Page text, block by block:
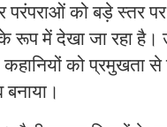
परंपराओं को बड़े स्तर
रूप में देखा जा रहा है।
को प्रमुखता से